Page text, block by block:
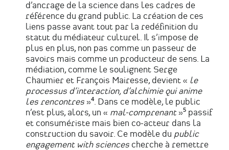
d’ancrage de la science dans les cadres de
référence du grand public. La création de ces
liens passe avant tout par la redéfinition du
statut du médiateur culturel. Il s’impose de
plus en plus, non pas comme un passeur de
savoirs mais comme un producteur de sens. La
médiation, comme le soulignent Serge
Chaumier et François Mairesse, devient « le
processus d’interaction, d’alchimie qui anime
les rencontres »⁴. Dans ce modèle, le public
n’est plus, alors, un « mal-comprenant»⁵ passif
et consumériste mais bien co-acteur dans la
construction du savoir. Ce modèle du public
engagement with sciences cherche à remettre